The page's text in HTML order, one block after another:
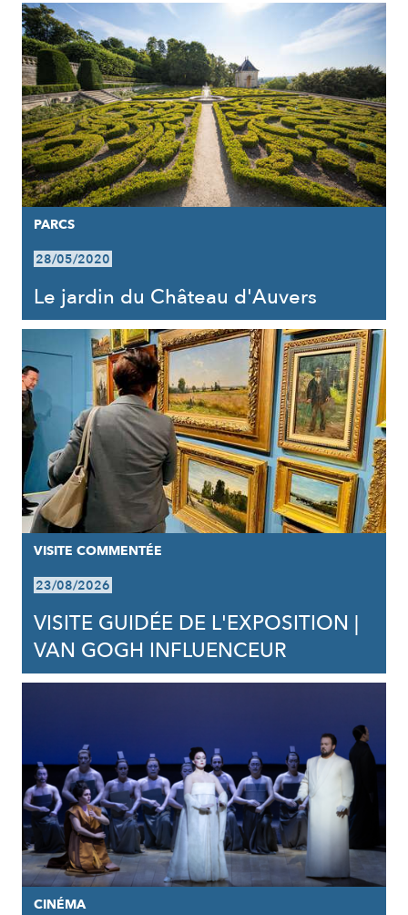
PARCS
28/05/2020
Le jardin du Château d'Auvers
VISITE COMMENTÉE
23/08/2026
VISITE GUIDÉE DE L'EXPOSITION |
VAN GOGH INFLUENCEUR
CINÉMA